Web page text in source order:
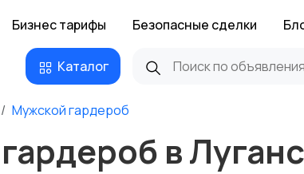
Бизнес тарифы Безопасные сделки
Каталог
Мужской гардероб
в